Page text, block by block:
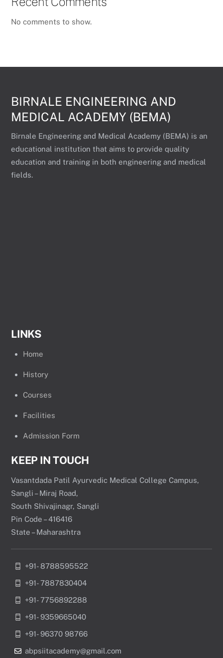
No comments to show.
BIRNALE ENGINEERING AND
MEDICAL ACADEMY (BEMA)
Birnale Engineering and Medical Academy (BEMA) is an
educational institution that aims to provide quality
education and training in both engineering and medical
fields.
LINKS
Home
History
Courses
Facilities
Admission Form
KEEP IN TOUCH
Vasantdada Patil Ayurvedic Medical College Campus,
Sangli – Miraj Road,
South Shivajinagr, Sangli
Pin Code – 416416
State – Maharashtra
+91- 8788595522
+91- 7887830404
+91- 7756892288
+91- 9359665040
+91- 96370 98766
abpsiitacademy@gmail.com